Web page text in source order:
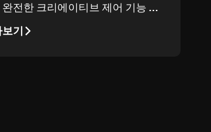
전한 크리에이티브 제어 기능 중
기